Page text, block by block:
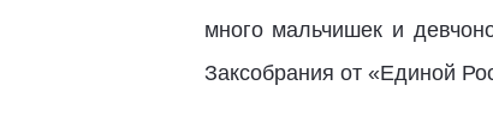
много мальчишек и
Заксобрания от «Единой